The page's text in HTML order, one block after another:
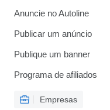
Anuncie no Autoline
Publicar um anúncio
Publique um banner
Programa de afiliados
Empresas